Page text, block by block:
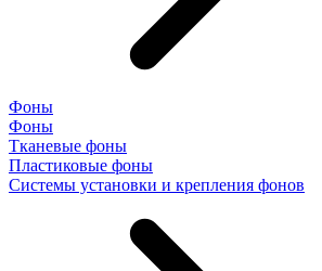
Фоны
Фоны
Тканевые фоны
Пластиковые фоны
Системы установки и крепления фонов